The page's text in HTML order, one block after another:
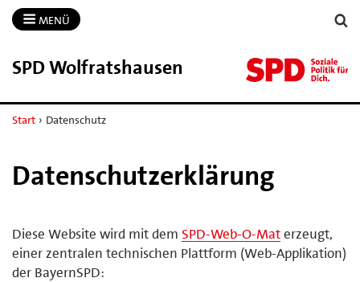
MENÜ
SPD Wolfratshausen
Start › Datenschutz
Datenschutzerklärung
Diese Website wird mit dem SPD-Web-O-Materzeugt,
einer zentralen technischen Plattform (Web-Applikation)
der BayernSPD: